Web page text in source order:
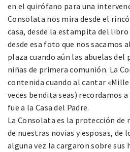
en el quirófano para una
Consolata nos mira desde el
casa, desde la estampita del libro
desde esa foto que nos sacamos
plaza cuando aún las abuelas del
niñas de primera comunión. La
contenida cuando al cantar
veces bendita seas) recordamos
fue a la Casa del Padre.
La Consolata es la protección de
de nuestras novias y esposas, de
alguna vez la cargaron sobre sus